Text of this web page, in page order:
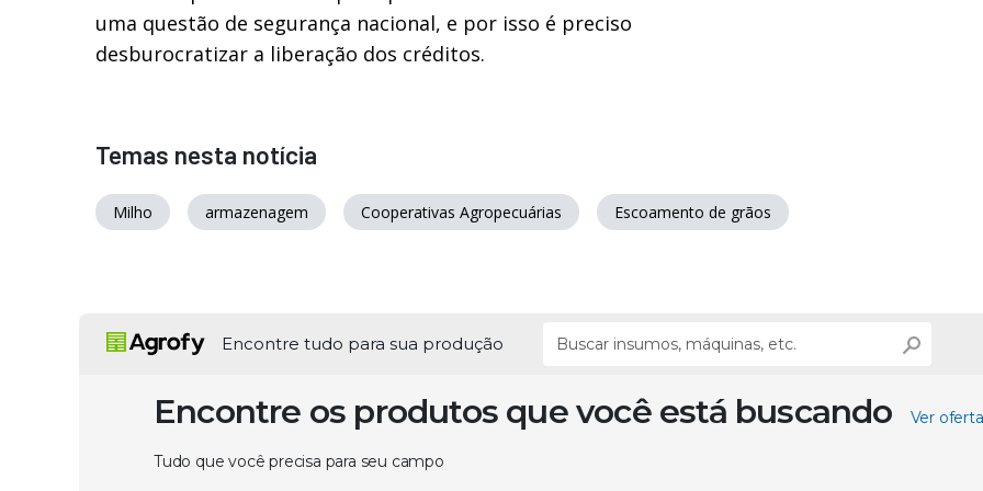
uma questão de segurança nacional, e por isso é preciso
desburocratizar a liberação dos créditos.
Temas nesta notícia
Milho armazenagem Cooperativas Agropecuárias Escoamento de grãos
Encontre tudo para sua produção
Encontre os produtos que você está buscando Ver
Tudo que você precisa para seu campo